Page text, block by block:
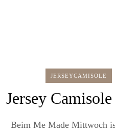
JERSEYCAMISOLE
Jersey
Beim Me Made Mittwoch